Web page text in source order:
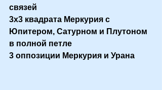
связей
3х3 квадрата Меркурия с
Юпитером, Сатурном и Плутоном
в полной петле
3 оппозиции Меркурия и Урана